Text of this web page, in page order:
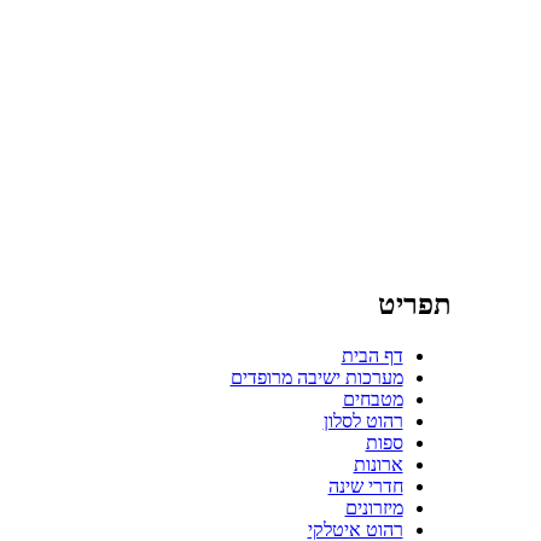
תפריט
דף הבית
מערכות ישיבה מרופדים
מטבחים
רהוט לסלון
ספות
ארונות
חדרי שינה
מיזרונים
רהוט איטלקי